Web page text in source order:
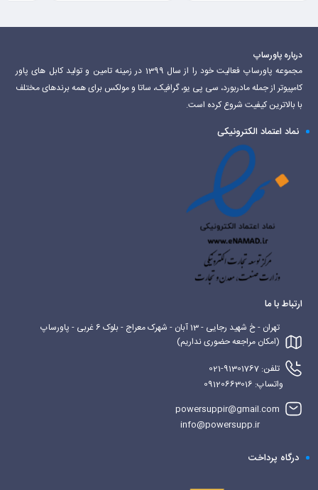
درباره پاورساپ
مجموعه پاورساپ فعالیت خود را از سال 1399 در زمینه تامین و تولید کابل های پاور
کامپیوتر از جمله مادربورد، سی پی یو، گرافیک، ساتا و مولکس برای همه برندهای مختلف
با بالاترین کیفیت شروع کرده است.
نماد اعتماد الکترونیکی
ارتباط با ما
تهران - خ شهید رجایی - 13 آبان - شهرک معراج - بلوک 6 غربی - پاورساپ
(امکان مراجعه حضوری نداریم)
تلفن: 91301767-021
واتساپ: 09120663016
powersuppir@gmail.com
info@powersupp.ir
درگاه پرداخت